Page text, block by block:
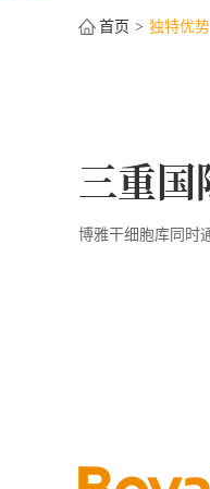
首页 独特优势
三重国
博雅干细胞库 同时